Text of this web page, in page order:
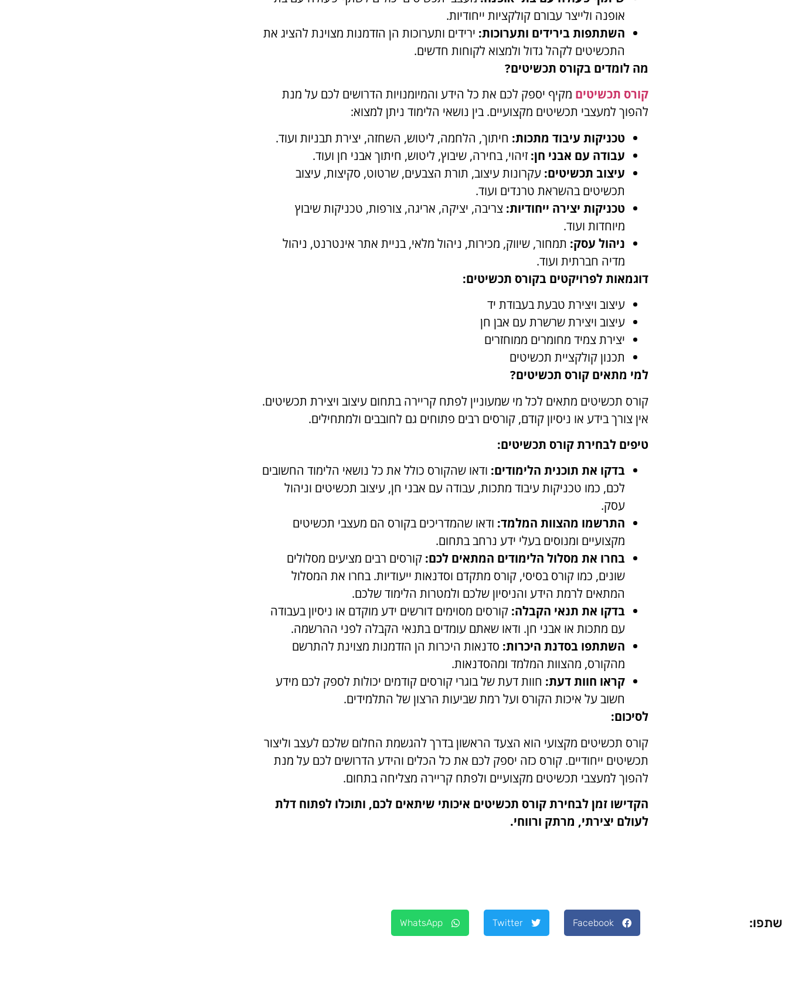
אופנה ולייצר עבורם קולקציות ייחודיות.
השתתפות בירידים ותערוכות: ירידים ותערוכות הן הזדמנות מצוינת להציג את
התכשיטים לקהל גדול ולמצוא לקוחות חדשים.
מה לומדים בקורס תכשיטים?
קורס תכשיטים מקיף יספק לכם את כל הידע והמיומנויות הדרושים לכם על מנת
להפוך למעצבי תכשיטים מקצועיים. בין נושאי הלימוד ניתן למצוא:
טכניקות עיבוד מתכות: חיתוך, הלחמה, ליטוש, השחזה, יצירת תבניות ועוד.
עבודה עם אבני חן: זיהוי, בחירה, שיבוץ, ליטוש, חיתוך אבני חן ועוד.
עיצוב תכשיטים: עקרונות עיצוב, תורת הצבעים, שרטוט, סקיצות, עיצוב
תכשיטים בהשראת טרנדים ועוד.
טכניקות יצירה ייחודיות: צריבה, יציקה, אריגה, צורפות, טכניקות שיבוץ
מיוחדות ועוד.
ניהול עסק: תמחור, שיווק, מכירות, ניהול מלאי, בניית אתר אינטרנט, ניהול
מדיה חברתית ועוד.
דוגמאות לפרויקטים בקורס תכשיטים:
עיצוב ויצירת טבעת בעבודת יד
עיצוב ויצירת שרשרת עם אבן חן
יצירת צמיד מחומרים ממוחזרים
תכנון קולקציית תכשיטים
למי מתאים קורס תכשיטים?
קורס תכשיטים מתאים לכל מי שמעוניין לפתח קריירה בתחום עיצוב ויצירת תכשיטים.
אין צורך בידע או ניסיון קודם, קורסים רבים פתוחים גם לחובבים ולמתחילים.
טיפים לבחירת קורס תכשיטים:
בדקו את תוכנית הלימודים: ודאו שהקורס כולל את כל נושאי הלימוד החשובים
לכם, כמו טכניקות עיבוד מתכות, עבודה עם אבני חן, עיצוב תכשיטים וניהול
עסק.
התרשמו מהצוות המלמד: ודאו שהמדריכים בקורס הם מעצבי תכשיטים
מקצועיים ומנוסים בעלי ידע נרחב בתחום.
בחרו את מסלול הלימודים המתאים לכם: קורסים רבים מציעים מסלולים
שונים, כמו קורס בסיסי, קורס מתקדם וסדנאות ייעודיות. בחרו את המסלול
המתאים לרמת הידע והניסיון שלכם ולמטרות הלימוד שלכם.
בדקו את תנאי הקבלה: קורסים מסוימים דורשים ידע מוקדם או ניסיון בעבודה
עם מתכות או אבני חן. ודאו שאתם עומדים בתנאי הקבלה לפני ההרשמה.
השתתפו בסדנת היכרות: סדנאות היכרות הן הזדמנות מצוינת להתרשם
מהקורס, מהצוות המלמד ומהסדנאות.
קראו חוות דעת: חוות דעת של בוגרי קורסים קודמים יכולות לספק לכם מידע
חשוב על איכות הקורס ועל רמת שביעות הרצון של התלמידים.
לסיכום:
קורס תכשיטים מקצועי הוא הצעד הראשון בדרך להגשמת החלום שלכם לעצב וליצור
תכשיטים ייחודיים. קורס כזה יספק לכם את כל הכלים והידע הדרושים לכם על מנת
להפוך למעצבי תכשיטים מקצועיים ולפתח קריירה מצליחה בתחום.
הקדישו זמן לבחירת קורס תכשיטים איכותי שיתאים לכם, ותוכלו לפתוח דלת
לעולם יצירתי, מרתק ורווחי.
שתפו: Facebook
Twitter
WhatsApp